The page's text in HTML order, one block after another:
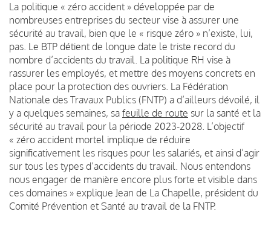
La politique « zéro accident » développée par de
nombreuses entreprises du secteur vise à assurer une
sécurité au travail, bien que le « risque zéro » n’existe, lui,
pas. Le BTP détient de longue date le triste record du
nombre d’accidents du travail. La politique RH vise à
rassurer les employés, et mettre des moyens concrets en
place pour la protection des ouvriers. La Fédération
Nationale des Travaux Publics (FNTP) a d’ailleurs dévoilé, il
y a quelques semaines, sa feuille de route sur la santé et la
sécurité au travail pour la période 2023-2028. L’objectif
« zéro accident mortel implique de réduire
significativement les risques pour les salariés, et ainsi d’agir
sur tous les types d’accidents du travail. Nous entendons
nous engager de manière encore plus forte et visible dans
ces domaines » explique Jean de La Chapelle, président du
Comité Prévention et Santé au travail de la FNTP.